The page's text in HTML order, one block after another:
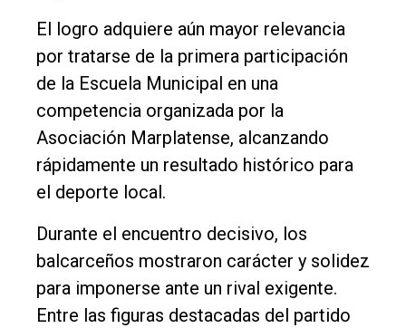
Nosotros
Contacto
El logro adquiere aún mayor relevancia
por tratarse de la primera participación
de la Escuela Municipal en una
competencia organizada por la
Asociación Marplatense, alcanzando
rápidamente un resultado histórico para
el deporte local.
Durante el encuentro decisivo, los
balcarceños mostraron carácter y solidez
para imponerse ante un rival exigente.
Entre las figuras destacadas del partido